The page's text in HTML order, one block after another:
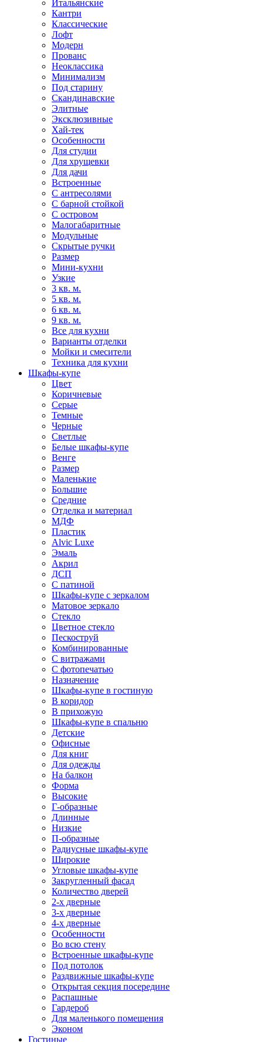
Итальянские
Кантри
Классические
Лофт
Модерн
Прованс
Неоклассика
Минимализм
Под старину
Скандинавские
Элитные
Эксклюзивные
Хай-тек
Особенности
Для студии
Для хрущевки
Для дачи
Встроенные
С антресолями
С барной стойкой
С островом
Малогабаритные
Модульные
Скрытые ручки
Размер
Мини-кухни
Узкие
3 кв. м.
5 кв. м.
6 кв. м.
9 кв. м.
Все для кухни
Варианты отделки
Мойки и смесители
Техника для кухни
Шкафы-купе
Цвет
Коричневые
Серые
Темные
Черные
Светлые
Белые шкафы-купе
Венге
Размер
Маленькие
Большие
Средние
Отделка и материал
МДФ
Пластик
Alvic Luxe
Эмаль
Акрил
ДСП
С патиной
Шкафы-купе с зеркалом
Матовое зеркало
Стекло
Цветное стекло
Пескоструй
Комбинированные
С витражами
С фотопечатью
Назначение
Шкафы-купе в гостиную
В коридор
В прихожую
Шкафы-купе в спальню
Детские
Офисные
Для книг
Для одежды
На балкон
Форма
Высокие
Г-образные
Длинные
Низкие
П-образные
Радиусные шкафы-купе
Широкие
Угловые шкафы-купе
Закругленный фасад
Количество дверей
2-х дверные
3-х дверные
4-х дверные
Особенности
Во всю стену
Встроенные шкафы-купе
Под потолок
Раздвижные шкафы-купе
Открытая секция посередине
Распашные
Гардероб
Для маленького помещения
Эконом
Гостиные